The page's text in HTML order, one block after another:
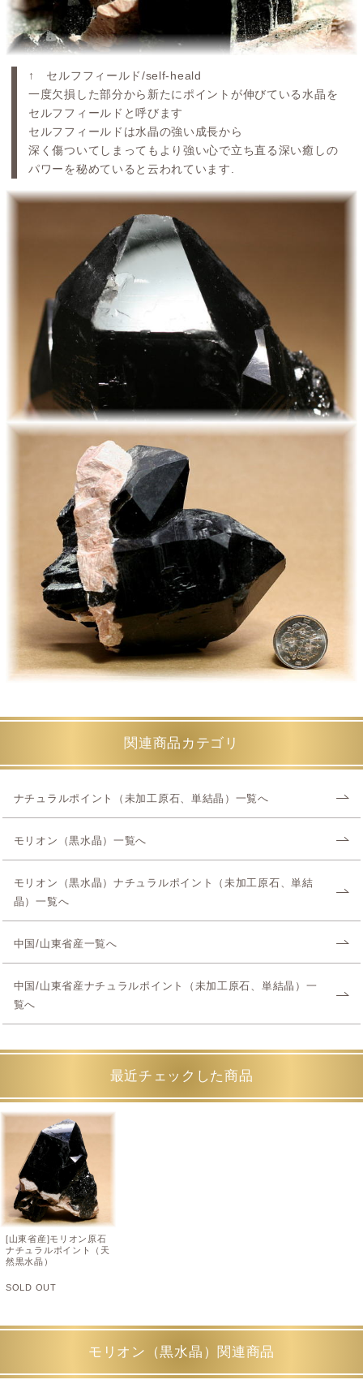
↑ セルフフィールド/self-heald
一度欠損した部分から新たにポイントが伸びている水晶を
セルフフィールドと呼びます
セルフフィールドは水晶の強い成長から
深く傷ついてしまってもより強い心で立ち直る深い癒しの
パワーを秘めていると云われています.
関連商品カテゴリ
ナチュラルポイント（未加工原石、単結晶）一覧へ
モリオン（黒水晶）一覧へ
モリオン（黒水晶）ナチュラルポイント（未加工原石、単結
晶）一覧へ
中国/山東省産一覧へ
中国/山東省産ナチュラルポイント（未加工原石、単結晶）一
覧へ
最近チェックした商品
[山東省産]モリオン原石
ナチュラルポイント（天
然黒水晶）
SOLD OUT
モリオン（黒水晶）関連商品